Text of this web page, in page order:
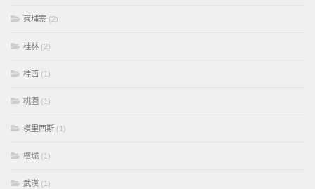
柬埔寨 (2)
桂林 (2)
桂西 (1)
桃園 (1)
模里西斯 (1)
檳城 (1)
武漢 (1)